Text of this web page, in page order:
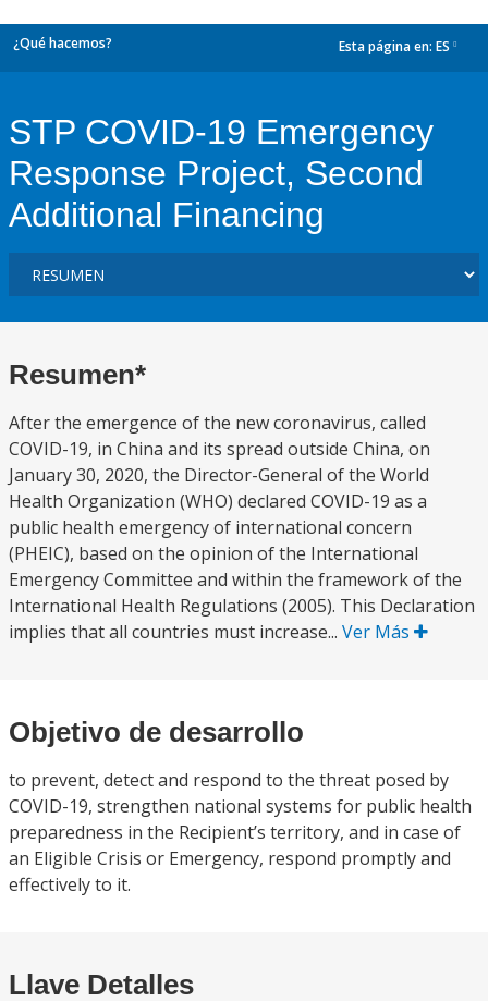
¿Qué hacemos? Esta página en: ES
STP COVID-19 Emergency
Response Project, Second
Additional Financing
Resumen*
After the emergence of the new coronavirus, called
COVID-19, in China and its spread outside China, on
January 30, 2020, the Director-General of the World
Health Organization (WHO) declared COVID-19 as a
public health emergency of international concern
(PHEIC), based on the opinion of the International
Emergency Committee and within the framework of the
International Health Regulations (2005). This Declaration
implies that all countries must increase... Ver Más
Objetivo de desarrollo
to prevent, detect and respond to the threat posed by
COVID-19, strengthen national systems for public health
preparedness in the Recipient’s territory, and in case of
an Eligible Crisis or Emergency, respond promptly and
effectively to it.
Llave Detalles